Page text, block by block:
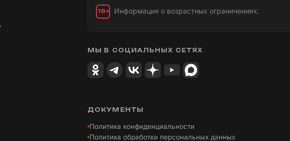
18+ Информация о возрастных ограничениях.
МЫ В СОЦИАЛЬНЫХ СЕТЯХ
ДОКУМЕНТЫ
Политика конфиденциальности
Политика обработки персональных данных